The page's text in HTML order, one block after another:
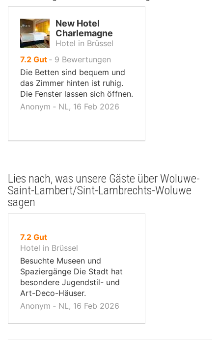
New Hotel
Charlemagne
Hotel in Brüssel
7.2 von
10,
Gut ‐ 9 Bewertungen
Die Betten sind bequem und
das Zimmer hinten ist ruhig.
Die Fenster lassen sich öffnen.
Anonym ‐ NL, 16 Feb 2026
Lies nach, was unsere Gäste über Woluwe-
Saint-Lambert/Sint-Lambrechts-Woluwe
sagen
7.2 von
10,
Gut
Hotel in Brüssel
Besuchte Museen und
Spaziergänge Die Stadt hat
besondere Jugendstil- und
Art-Deco-Häuser.
Anonym ‐ NL, 16 Feb 2026